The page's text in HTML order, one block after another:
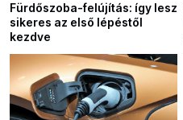
Fürdőszoba-felújítás: így lesz
sikeres az első lépéstől
kezdve